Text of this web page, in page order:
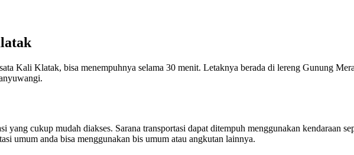
Kali Klatak, bisa menempuhnya selama 30 menit. Letaknya berada di lereng Gunung
cukup mudah diakses. Sarana transportasi dapat ditempuh menggunakan kendaraan
umum anda bisa menggunakan bis umum atau angkutan lainnya.